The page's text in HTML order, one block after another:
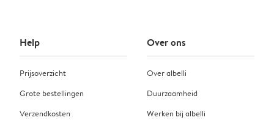
Help
Prijsoverzicht
Grote bestellingen
Verzendkosten
Over ons
Over albelli
Duurzaamheid
Werken bij albelli